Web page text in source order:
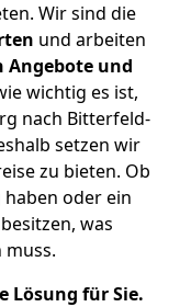
Wir sind die
und arbeiten
Angebote und
wichtig es ist,
nach Bitterfeld-
setzen wir
zu bieten. Ob
oder ein
was
Lösung für Sie.